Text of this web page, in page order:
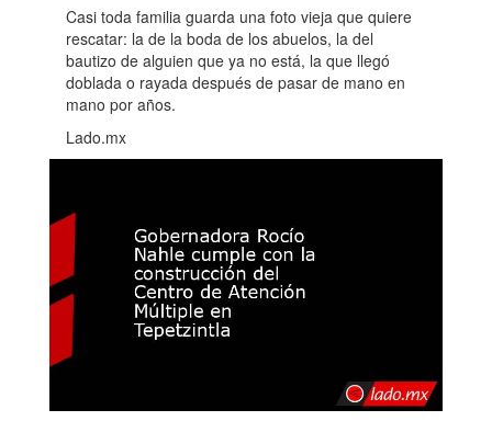
Casi toda familia guarda una foto vieja que quiere
rescatar: la de la boda de los abuelos, la del
bautizo de alguien que ya no está, la que llegó
doblada o rayada después de pasar de mano en
mano por años.
Lado.mx